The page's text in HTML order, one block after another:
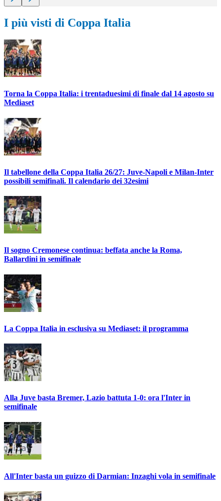
I più visti di Coppa Italia
Torna la Coppa Italia: i trentaduesimi di finale dal 14 agosto su
Mediaset
Il tabellone della Coppa Italia 26/27: Juve-Napoli e Milan-Inter
possibili semifinali. Il calendario dei 32esimi
Il sogno Cremonese continua: beffata anche la Roma,
Ballardini in semifinale
La Coppa Italia in esclusiva su Mediaset: il programma
Alla Juve basta Bremer, Lazio battuta 1-0: ora l'Inter in
semifinale
All'Inter basta un guizzo di Darmian: Inzaghi vola in semifinale